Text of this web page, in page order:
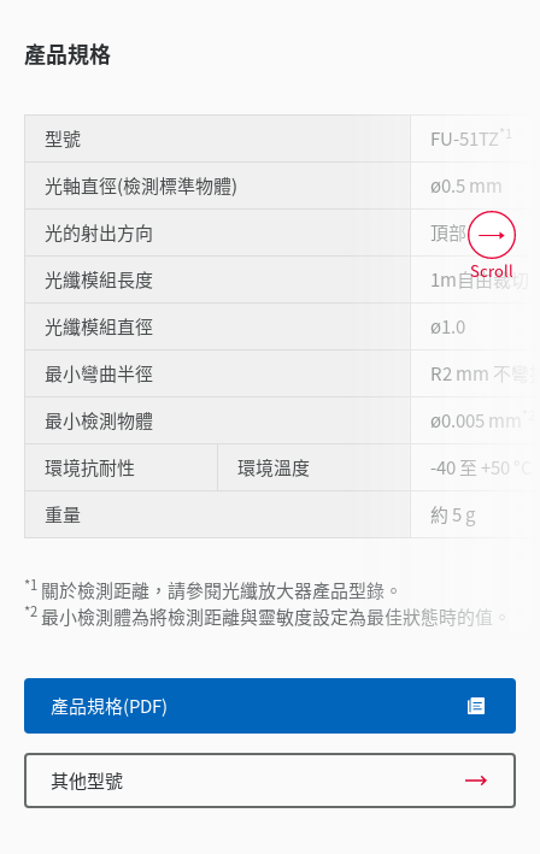
產品規格
型號 FU-51TZ*1
光軸直徑(檢測標準物體)
ø0.5 mm
光的射出方向
頂部
光纖模組長度
1m自由裁切
光纖模組直徑
ø1.0
最小彎曲半徑
R2 mm 不彎
最小檢測物體
ø0.005 mm
環境抗耐性 環境溫度
-40 至 +50 °C
重量
約 5 g
*1 關於檢測距離，請參閱光纖放大器產品型錄。
*2 最小檢測體為將檢測距離與靈敏度設定為最佳狀態時的值。
Scroll
產品規格(PDF)
其他型號